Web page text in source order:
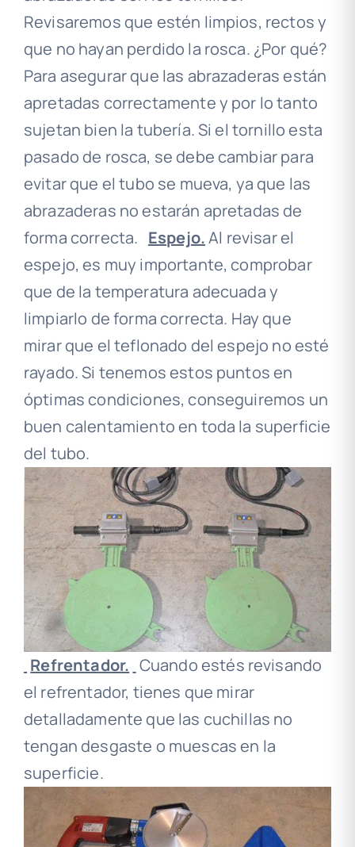
Revisaremos que estén limpios, rectos y
que no hayan perdido la rosca. ¿Por qué?
Para asegurar que las abrazaderas están
apretadas correctamente y por lo tanto
sujetan bien la tubería. Si el tornillo esta
pasado de rosca, se debe cambiar para
evitar que el tubo se mueva, ya que las
abrazaderas no estarán apretadas de
forma correcta. Espejo.Al revisar el
espejo, es muy importante, comprobar
que de la temperatura adecuada y
limpiarlo de forma correcta. Hay que
mirar que el teflonado del espejo no esté
rayado. Si tenemos estos puntos en
óptimas condiciones, conseguiremos un
buen calentamiento en toda la superficie
del tubo.
Refrentador. Cuando estés revisando
el refrentador, tienes que mirar
detalladamente que las cuchillas no
tengan desgaste o muescas en la
superficie.